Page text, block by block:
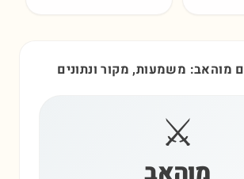
מוהאב: משמעות, מקור ונתונים
⚔️